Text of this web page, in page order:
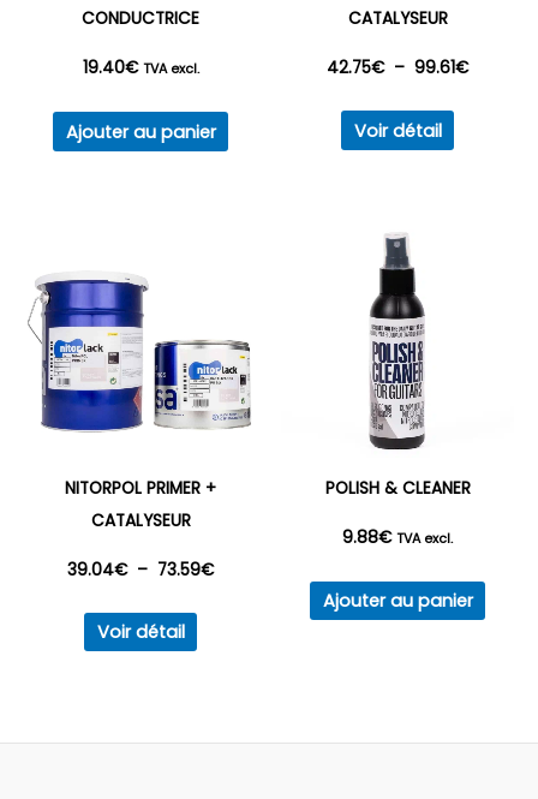
CONDUCTRICE
19.40€ TVA excl.
Ajouter au panier
CATALYSEUR
42.75€ – 99.61€Plage
Voir détail
Ce
produit
du
NITORPOL PRIMER +
CATALYSEUR
39.04€ – 73.59€Plage
Voir détail
Ce
produit
variations.
POLISH & CLEANER
9.88€ TVA excl.
Ajouter au panier